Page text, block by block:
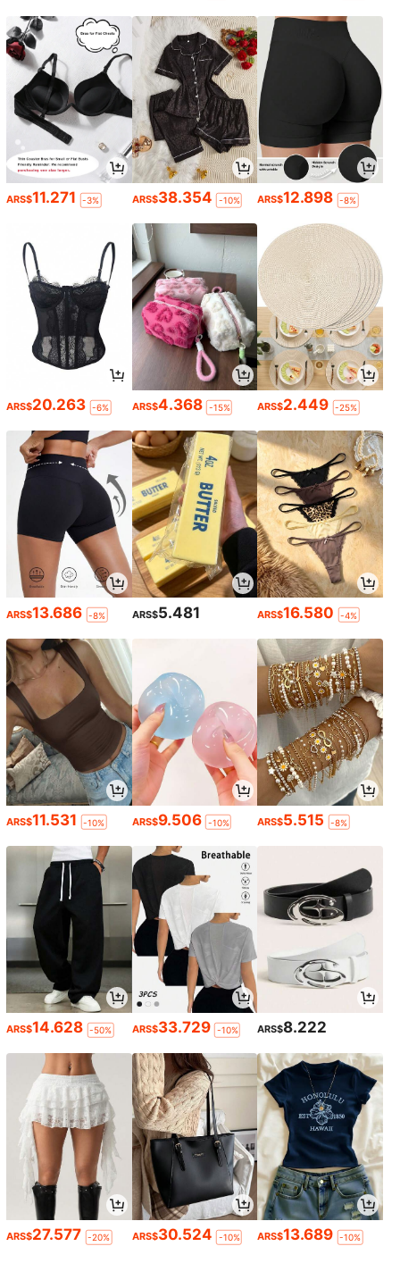
ARS$11.271 -3% ARS$38.354 -10% ARS$12.898 -8%
ARS$20.263 -6% ARS$4.368 -15% ARS$2.449 -25%
ARS$13.686 -8% ARS$5.481 ARS$16.580 -4%
ARS$11.531 -10% ARS$9.506 -10% ARS$5.515 -8%
ARS$14.628 -50% ARS$33.729 -10% ARS$8.222
ARS$27.577 -20% ARS$30.524 -10% ARS$13.689 -10%